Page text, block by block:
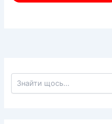
Пошук по сайту